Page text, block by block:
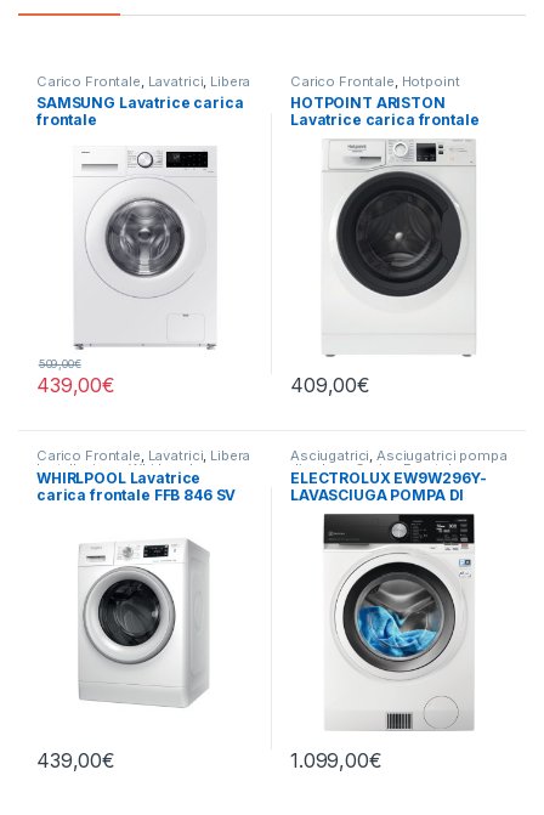
Carico Frontale Lavatrici Libera
Installazione, SAMSUNG
SAMSUNG Lavatrice carica
frontale
1400 RPM
439,00€
509,00€
Carico Frontale Hotpoint
Ariston, Lavatrici ,Libera
Installazione
HOTPOINT ARISTON
Lavatrice carica frontale
NF97WK IT 9 KG 1400 GIRI
409,00€
Carico Frontale, Lavatrici, Libera
Installazione Whirlpool
WHIRLPOOL Lavatrice
carica frontale FFB 846 SV
439,00€
Asciugatrici,Asciugatrici pompa
di calore ,Carico Frontale,
Electrolux,Lavasciuga,Lavatrici
Libera Installazione
ELECTROLUX EW9W296Y-
LAVASCIUGA POMPA DI
CALORE 9+6 KG
1.099,00€